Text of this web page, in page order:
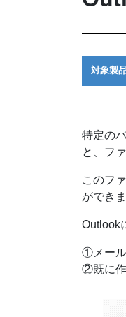
対象製
特定の
と、フ
このフ
ができ
Outlook
①メール
②既に作